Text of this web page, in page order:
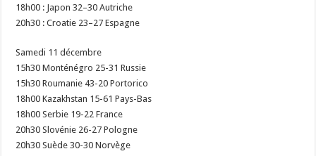
18h00 : Japon 32–30 Autriche
20h30 : Croatie 23–27 Espagne
Samedi 11 décembre
15h30 Monténégro 25-31 Russie
15h30 Roumanie 43-20 Portorico
18h00 Kazakhstan 15-61 Pays-Bas
18h00 Serbie 19-22 France
20h30 Slovénie 26-27 Pologne
20h30 Suède 30-30 Norvège